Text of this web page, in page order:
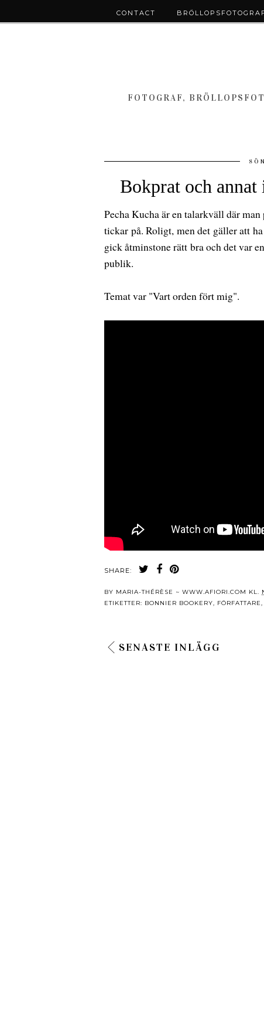
FOTOGRAF,
Bokprat och
Pecha Kucha är en talarkväll där
tickar på. Roligt, men det gäller att
gick åtminstone rätt bra och det var
publik.
Temat var "Vart orden fört mig".
SHARE:
BY MARIA-THÉRÈSE ~ WWW.AFIORI.COM KL.
ETIKETTER: BONNIER BOOKERY, FÖRFATTARE,
SENASTE INLÄGG
CONTACT